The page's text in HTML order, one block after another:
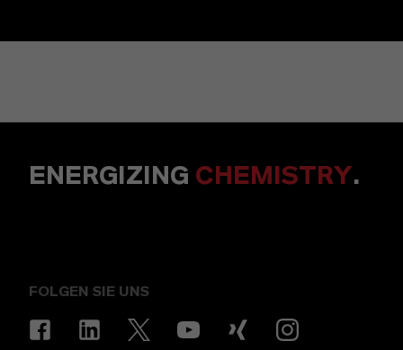
ENERGIZING CHEMISTRY.
FOLGEN SIE UNS